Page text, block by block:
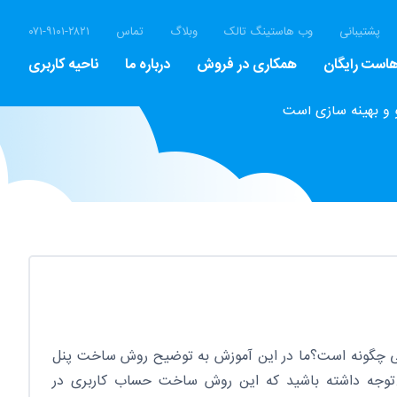
ناحیه کاربری درباره ما همکاری در فروش رایگان
۰۷۱-۹۱۰۱-۲۸۲۱ تماس وبلاگ وب هاستینگ تالک پشتیبانی
و بهینه سازی است
چگونه است؟ما در این آموزش به توضیح روش ساخت پنل
داشته باشید که این روش ساخت حساب کاربری در